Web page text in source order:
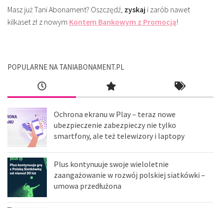
Masz już Tani Abonament? Oszczędź, zyskaj i zarób nawet
kilkaset zł z nowym Kontem Bankowym z Promocją!
POPULARNE NA TANIABONAMENT.PL
Ochrona ekranu w Play – teraz nowe
ubezpieczenie zabezpieczy nie tylko
smartfony, ale też telewizory i laptopy
Plus kontynuuje swoje wieloletnie
zaangażowanie w rozwój polskiej siatkówki –
umowa przedłużona